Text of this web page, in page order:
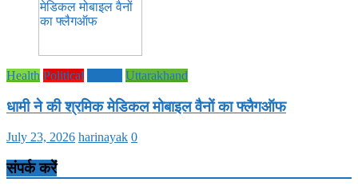
Health Political Uttarakhand
धामी ने की श्रमिक मेडिकल मोबाइल वैनों का फ्लैगऑफ
July 23, 2026 harinayak 0
संपर्क करें